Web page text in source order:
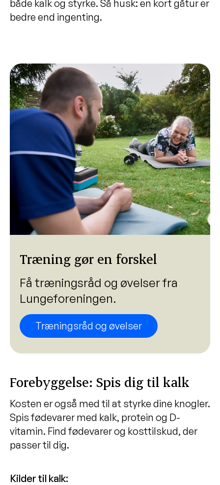
både kalk og styrke. Så husk: en kort gåtur er
bedre end ingenting.
Træning gør en forskel
Få træningsråd og øvelser fra
Lungeforeningen.
Træningsråd og øvelser
Forebyggelse: Spis dig til kalk
Kosten er også med til at styrke dine knogler.
Spis fødevarer med kalk, protein og D-
vitamin. Find fødevarer og kosttilskud, der
passer til dig.
Kilder til kalk: